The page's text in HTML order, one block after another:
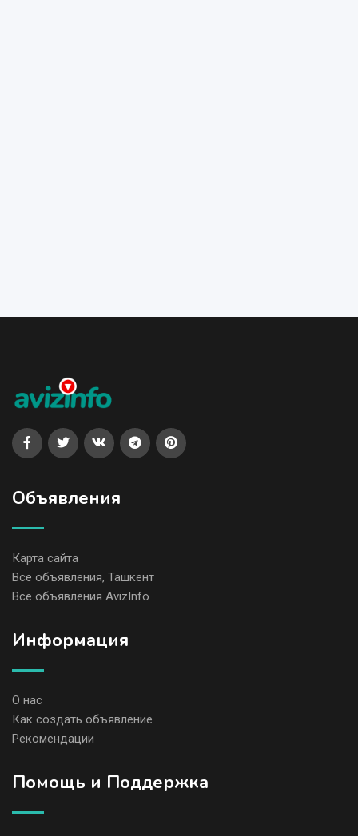
Объявления
Карта сайта
Все объявления, Ташкент
Все объявления AvizInfo
Информация
О нас
Как создать объявление
Рекомендации
Помощь и Поддержка